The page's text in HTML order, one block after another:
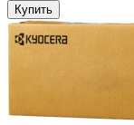
Купить